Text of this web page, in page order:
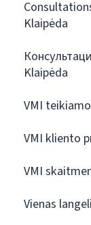
Klaipėda
Klaipėda
VMI
VMI kliento
VMI
Vienas